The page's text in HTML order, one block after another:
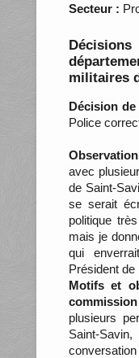
Secteur :
militaires
Décision
Police
avec
de Saint-
se serait
politique
mais je
qui
Président de
Motifs et
plusieurs
Saint-